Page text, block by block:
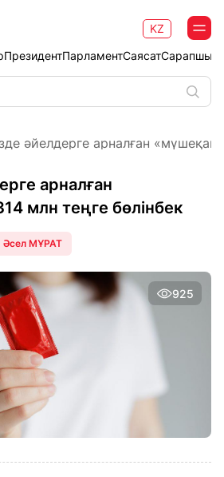
ПрезидентПарламентСаясат
KZ
әйелдерге арналған
арналған
млн теңге бөлінбек
Әсел МҰРАТ
925